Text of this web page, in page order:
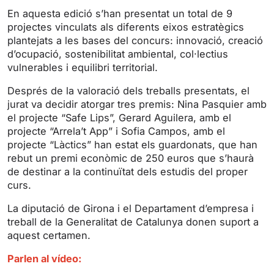
En aquesta edició s’han presentat un total de 9
projectes vinculats als diferents eixos estratègics
plantejats a les bases del concurs: innovació, creació
d’ocupació, sostenibilitat ambiental, col·lectius
vulnerables i equilibri territorial.
Després de la valoració dels treballs presentats, el
jurat va decidir atorgar tres premis: Nina Pasquier amb
el projecte “Safe Lips”, Gerard Aguilera, amb el
projecte “Arrela’t App” i Sofia Campos, amb el
projecte “Làctics” han estat els guardonats, que han
rebut un premi econòmic de 250 euros que s’haurà
de destinar a la continuïtat dels estudis del proper
curs.
La diputació de Girona i el Departament d’empresa i
treball de la Generalitat de Catalunya donen suport a
aquest certamen.
Parlen al vídeo: